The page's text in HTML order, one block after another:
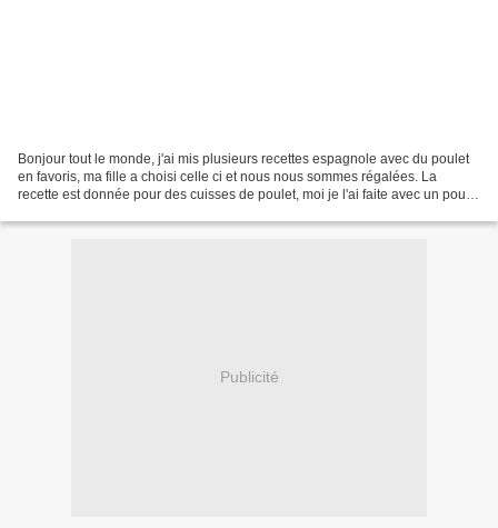
Bonjour tout le monde, j'ai mis plusieurs recettes espagnole avec du poulet
en favoris, ma fille a choisi celle ci et nous nous sommes régalées. La
recette est donnée pour des cuisses de poulet, moi je l'ai faite avec un poulet
Publicité